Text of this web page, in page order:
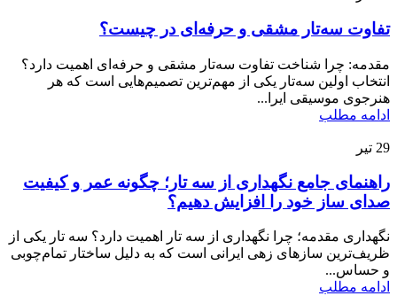
تفاوت سه‌تار مشقی و حرفه‌ای در چیست؟
مقدمه: چرا شناخت تفاوت سه‌تار مشقی و حرفه‌ای اهمیت دارد؟
انتخاب اولین سه‌تار یکی از مهم‌ترین تصمیم‌هایی است که هر
هنرجوی موسیقی ایرا...
ادامه مطلب
29 تیر
راهنمای جامع نگهداری از سه تار؛ چگونه عمر و کیفیت
صدای ساز خود را افزایش دهیم؟
نگهداری مقدمه؛ چرا نگهداری از سه تار اهمیت دارد؟ سه تار یکی از
ظریف‌ترین سازهای زهی ایرانی است که به دلیل ساختار تمام‌چوبی
و حساس...
ادامه مطلب